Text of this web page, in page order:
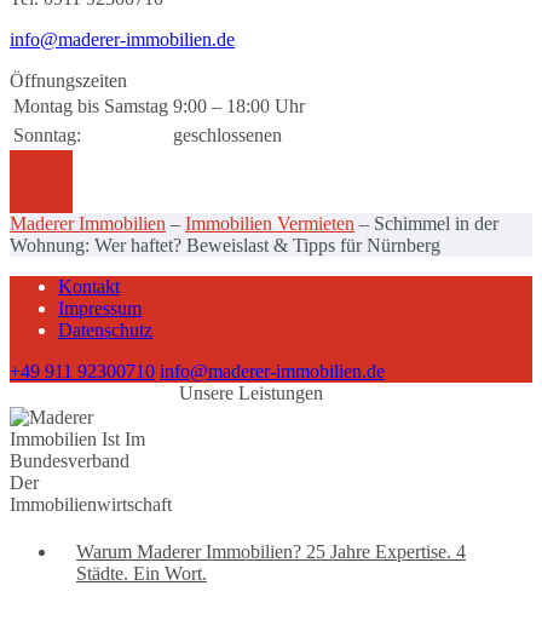
info@maderer-immobilien.de
Öffnungszeiten
Montag bis Samstag 9:00 – 18:00 Uhr
Sonntag:
geschlossenen
Maderer Immobilien – Immobilien Vermieten – Schimmel in der
Wohnung: Wer haftet? Beweislast & Tipps für Nürnberg
Kontakt
Impressum
Datenschutz
+49 911 92300710 info@maderer-immobilien.de
Unsere Leistungen
Warum Maderer Immobilien? 25 Jahre Expertise. 4
Städte. Ein Wort.